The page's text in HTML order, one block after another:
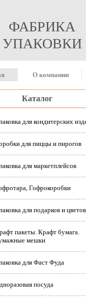
ФАБРИКА
УПАКОВКИ
О компании
Каталог
для кондитерских
для пиццы и пирогов
для маркетплейсов
Гофрокоробки
для подарков и цветов
пакеты. Крафт бумага.
мешки
для Фаст Фуда
посуда